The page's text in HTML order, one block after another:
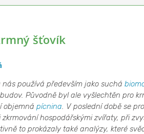
šťovík
nás používá především jako suchá
Původně byl ale vyšlechtěn pro
objemnápícnina. V poslední době se
hospodářskými zvířaty, při
to prokázaly také analýzy, které